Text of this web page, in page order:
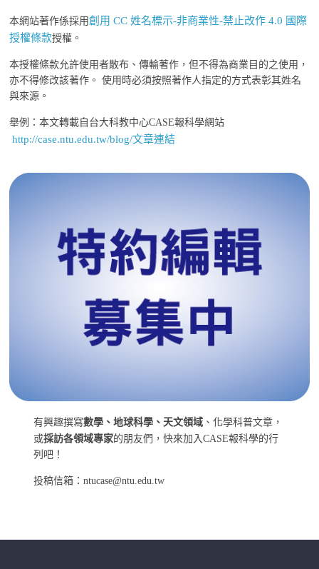
本網站著作係採用創用 CC 姓名標示-非商業性-禁止改作 4.0 國際
授權條款授權。
本授權條款允許使用者散布、傳輸著作，但不得為商業目的之使用，
亦不得修改該著作。 使用時必須按照著作人指定的方式表彰其姓名
與來源。
舉例：本文轉載自台大科教中心CASE報科學網站
http://case.ntu.edu.tw/blog/文章連結
有興趣撰寫數學、地球科學、天文領域 、化學科普文章，
或採訪各領域專家的朋友們，快來加入CASE報科學的行
列吧！
投稿信箱：ntucase@ntu.edu.tw